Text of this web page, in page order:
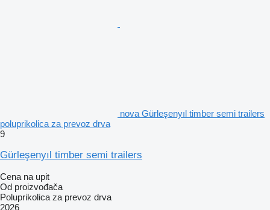
nova Gürleşenyıl timber semi trailers
poluprikolica za prevoz drva
9
Gürleşenyıl timber semi trailers
Cena na upit
Od proizvođača
Poluprikolica za prevoz drva
2026